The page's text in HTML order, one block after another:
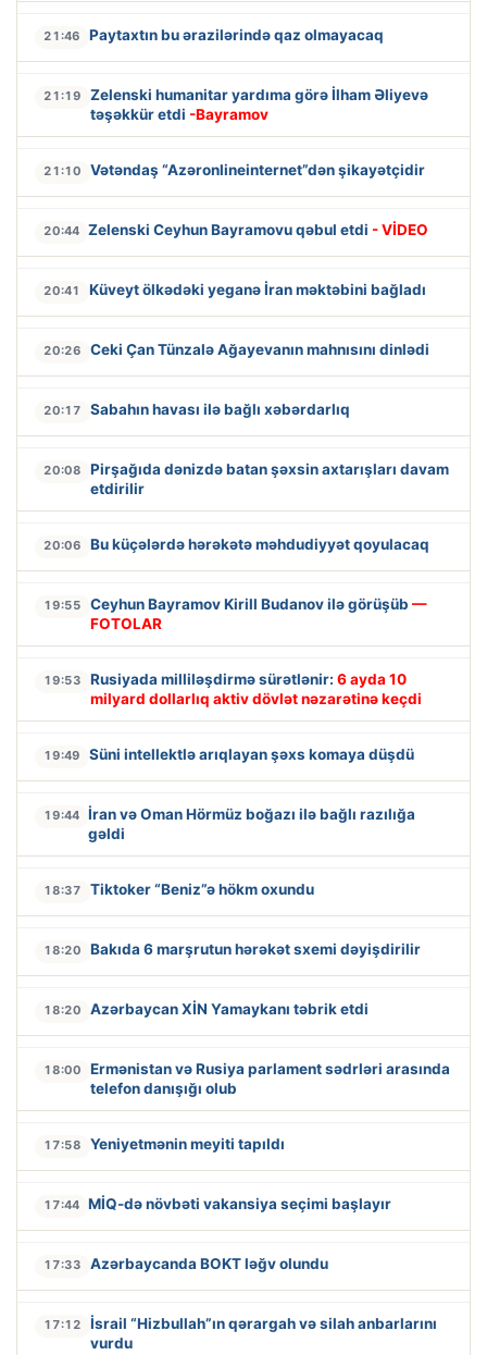
21:46 Paytaxtın bu ərazilərində qaz olmayacaq
21:19
Zelenski humanitar yardıma görə İlham Əliyevə
təşəkkür etdi -Bayramov
21:10 Vətəndaş “Azəronlineinternet”dən şikayətçidir
20:44 Zelenski Ceyhun Bayramovu qəbul etdi - VİDEO
20:41 Küveyt ölkədəki yeganə İran məktəbini bağladı
20:26 Ceki Çan Tünzalə Ağayevanın mahnısını dinlədi
20:17 Sabahın havası ilə bağlı xəbərdarlıq
20:08
Pirşağıda dənizdə batan şəxsin axtarışları davam
etdirilir
20:06 Bu küçələrdə hərəkətə məhdudiyyət qoyulacaq
19:55 Ceyhun Bayramov Kirill Budanov ilə görüşüb —
FOTOLAR
19:53 Rusiyada milliləşdirmə sürətlənir: 6 ayda 10
milyard dollarlıq aktiv dövlət nəzarətinə keçdi
19:49 Süni intellektlə arıqlayan şəxs komaya düşdü
19:44 İran və Oman Hörmüz boğazı ilə bağlı razılığa
gəldi
18:37 Tiktoker “Beniz”ə hökm oxundu
18:20 Bakıda 6 marşrutun hərəkət sxemi dəyişdirilir
18:20 Azərbaycan XİN Yamaykanı təbrik etdi
18:00
Ermənistan və Rusiya parlament sədrləri arasında
telefon danışığı olub
17:58 Yeniyetmənin meyiti tapıldı
17:44 MİQ-də növbəti vakansiya seçimi başlayır
17:33 Azərbaycanda BOKT ləğv olundu
17:12
İsrail “Hizbullah”ın qərargah və silah anbarlarını
vurdu